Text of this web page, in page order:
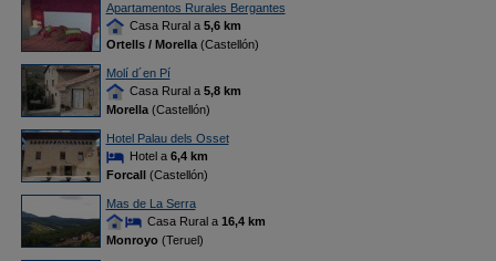
Apartamentos Rurales Bergantes
Casa Rural a 5,6 km
Ortells / Morella(Castellón)
Molí d´en Pí
Casa Rural a 5,8 km
Morella(Castellón)
Hotel Palau dels Osset
Hotel a 6,4 km
Forcall(Castellón)
Mas de La Serra
Casa Rural a 16,4 km
Monroyo(Teruel)